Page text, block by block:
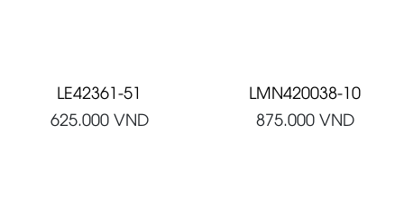
LE42361-51
625.000VND
LMN420038-10
875.000VND